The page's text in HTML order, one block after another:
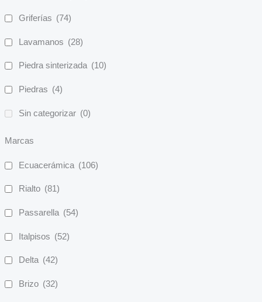
Griferías (74)
Lavamanos (28)
Piedra sinterizada (10)
Piedras (4)
Sin categorizar (0)
Marcas
Ecuacerámica (106)
Rialto (81)
Passarella (54)
Italpisos (52)
Delta (42)
Brizo (32)